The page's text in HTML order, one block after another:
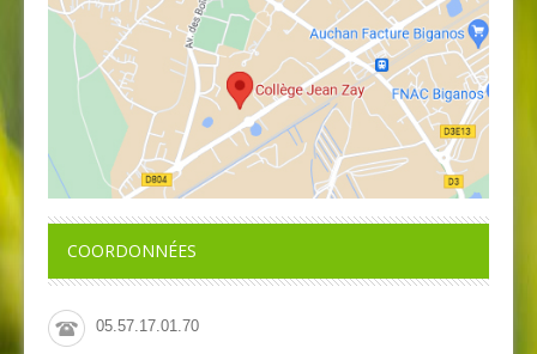
COORDONNÉES
05.57.17.01.70